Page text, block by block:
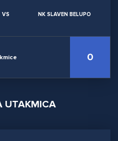
VS NK SLAVEN BELUPO
0
UTAKMICA